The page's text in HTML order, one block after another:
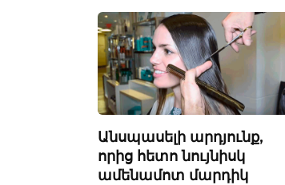
Անսպասելի արդյունք,
որից հետո նույնիսկ
ամենամոտ մարդիկ